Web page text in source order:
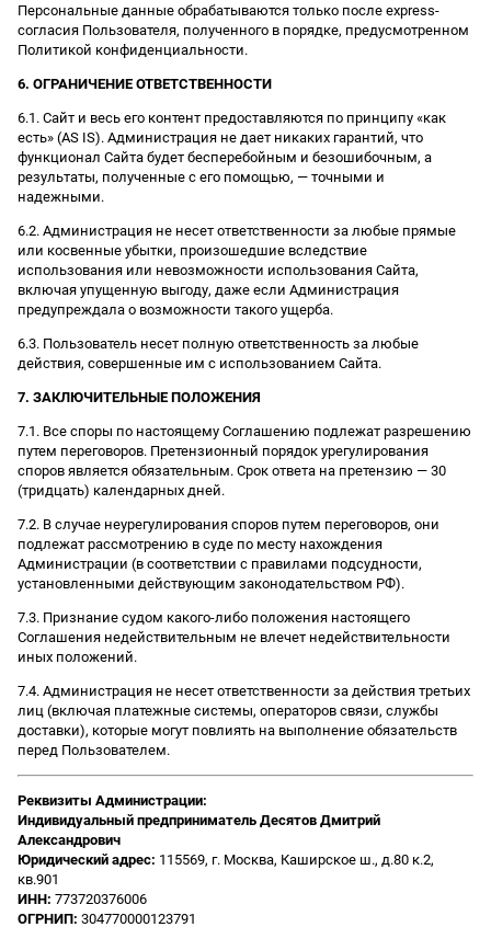
Персональные данные обрабатываются только после express-
согласия Пользователя, полученного в порядке, предусмотренном
Политикой конфиденциальности.
6. ОГРАНИЧЕНИЕ ОТВЕТСТВЕННОСТИ
6.1. Сайт и весь его контент предоставляются по принципу «как
есть» (AS IS). Администрация не дает никаких гарантий, что
функционал Сайта будет бесперебойным и безошибочным, а
результаты, полученные с его помощью, — точными и
надежными.
6.2. Администрация не несет ответственности за любые прямые
или косвенные убытки, произошедшие вследствие
использования или невозможности использования Сайта,
включая упущенную выгоду, даже если Администрация
предупреждала о возможности такого ущерба.
6.3. Пользователь несет полную ответственность за любые
действия, совершенные им с использованием Сайта.
7. ЗАКЛЮЧИТЕЛЬНЫЕ ПОЛОЖЕНИЯ
7.1. Все споры по настоящему Соглашению подлежат разрешению
путем переговоров. Претензионный порядок урегулирования
споров является обязательным. Срок ответа на претензию — 30
(тридцать) календарных дней.
7.2. В случае неурегулирования споров путем переговоров, они
подлежат рассмотрению в суде по месту нахождения
Администрации (в соответствии с правилами подсудности,
установленными действующим законодательством РФ).
7.3. Признание судом какого-либо положения настоящего
Соглашения недействительным не влечет недействительности
иных положений.
7.4. Администрация не несет ответственности за действия третьих
лиц (включая платежные системы, операторов связи, службы
доставки), которые могут повлиять на выполнение обязательств
перед Пользователем.
Реквизиты Администрации:
Индивидуальный предприниматель Десятов Дмитрий
Александрович
Юридический адрес: 115569, г. Москва, Каширское ш., д.80 к.2,
кв.901
ИНН: 773720376006
ОГРНИП: 304770000123791